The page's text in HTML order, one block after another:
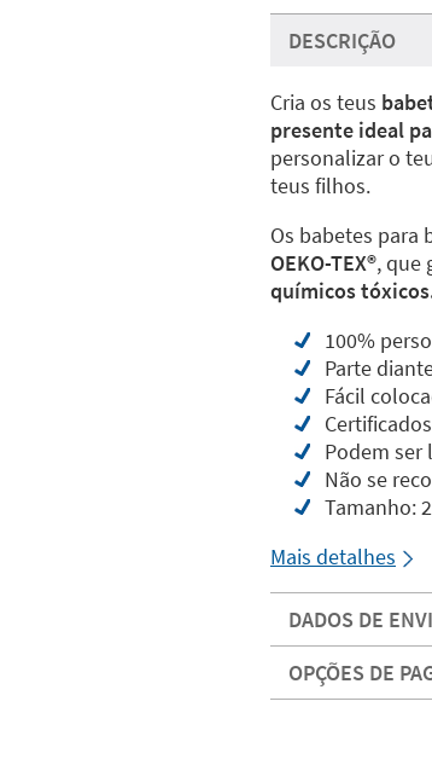
DESCRIÇÃO
Cria os teus
presente ideal
personalizar o
teus filhos.
Os babetes para
OEKO-TEX®️, que
químicos
100%
Parte
Fácil
Podem ser
Não se
Tamanho:
Mais detalhes
DADOS DE
OPÇÕES DE